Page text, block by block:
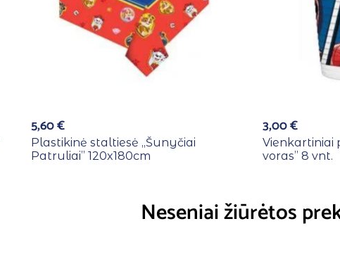
5,60€
Plastikinė staltiesė ,,Šunyčiai
Patruliai” 120x180cm
3,00€
Vienkartiniai
voras” 8 vnt.
Neseniai žiūrėtos